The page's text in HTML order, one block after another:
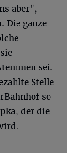
aber",
Die ganze
sei.
Stelle
so
der die